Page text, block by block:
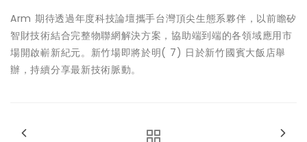
Arm 期待透過年度科技論壇攜手台灣頂尖生態系夥伴，以前瞻矽
智財技術結合完整物聯網解決方案，協助端到端的各領域應用市
場開啟嶄新紀元。新竹場即將於明( 7) 日於新竹國賓大飯店舉
辦，持續分享最新技術脈動。